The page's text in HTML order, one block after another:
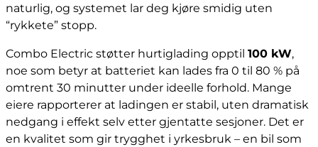
naturlig, og systemet lar deg kjøre smidig uten
“rykkete” stopp.
Combo Electric støtter hurtiglading opptil 100 kW,
noe som betyr at batteriet kan lades fra 0 til 80 % på
omtrent 30 minutter under ideelle forhold. Mange
eiere rapporterer at ladingen er stabil, uten dramatisk
nedgang i effekt selv etter gjentatte sesjoner. Det er
en kvalitet som gir trygghet i yrkesbruk – en bil som